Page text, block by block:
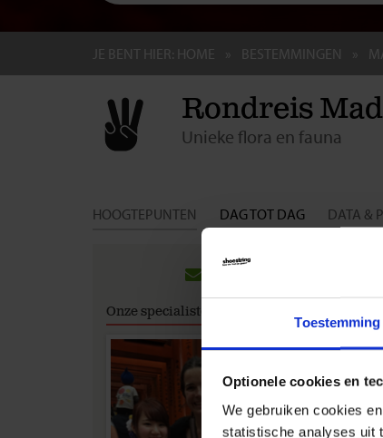
Toestemming
Optionele cookies en
We gebruiken cookies
statistische analyses uit
JE BENT HIER: HOME BESTEMMINGEN
Rondreis
Unieke flora en fauna
HOOGTEPUNTEN DAG TOT DAG DATA &
Onze specialisten